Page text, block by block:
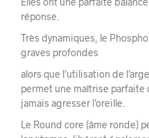
réponse.
Très dynamiques, le
graves profondes
alors que l’utilisation de
permet une maîtrise parfaite
jamais agresser l’oreille.
Le Round core (âme ronde)